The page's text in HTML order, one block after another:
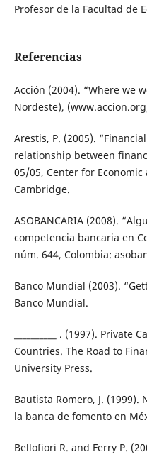
Profesor de la Facultad de
Referencias
Acción (2004). “Where we
Nordeste),
Arestis, P. (2005).
relationship between
05/05, Center for
Cambridge.
ASOBANCARIA (2008).
competencia bancaria en
núm. 644, Colombia:
Banco Mundial (2003).
Banco Mundial.
__________ . (1997).
Countries. The Road to
University Press.
Bautista Romero, J.
la banca de fomento en
Bellofiori R. and Ferry P.